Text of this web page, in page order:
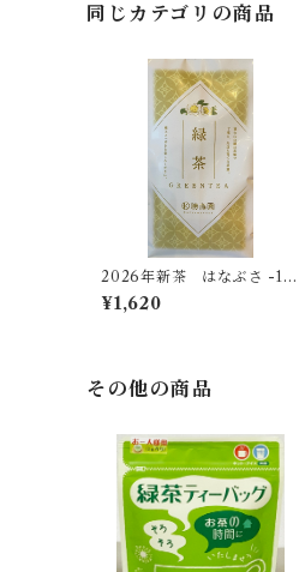
同じカテゴリの商品
2026年新茶 はなぶさ -10
0ｇ-
¥1,620
その他の商品